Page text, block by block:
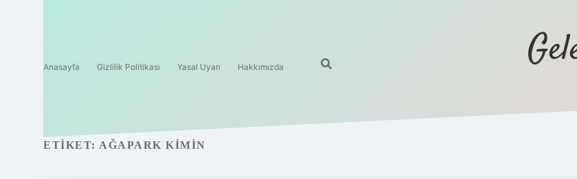
Anasayfa Gizlilik Politikası Yasal Uyarı Hakkımızda
ETIKET: AĞAPARK KIMIN